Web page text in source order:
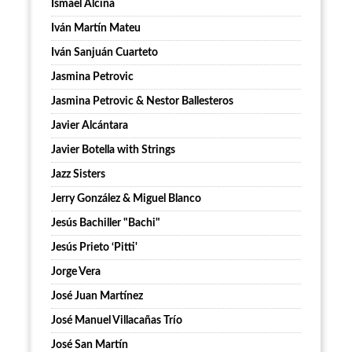
Ismael Alcina
Iván Martín Mateu
Iván Sanjuán Cuarteto
Jasmina Petrovic
Jasmina Petrovic & Nestor Ballesteros
Javier Alcántara
Javier Botella with Strings
Jazz Sisters
Jerry González & Miguel Blanco
Jesús Bachiller "Bachi"
Jesús Prieto ‘Pitti'
Jorge Vera
José Juan Martínez
José Manuel Villacañas Trío
José San Martín